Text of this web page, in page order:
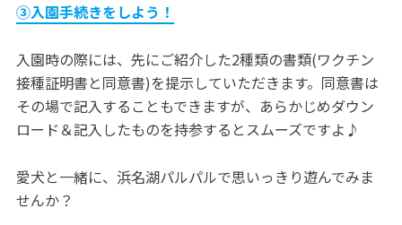
③入園手続きをしよう！
入園時の際には、先にご紹介した2種類の書類(ワクチン
接種証明書と同意書)を提示していただきます。同意書は
その場で記入することもできますが、あらかじめダウン
ロード＆記入したものを持参するとスムーズですよ♪
愛犬と一緒に、浜名湖パルパルで思いっきり遊んでみま
せんか？